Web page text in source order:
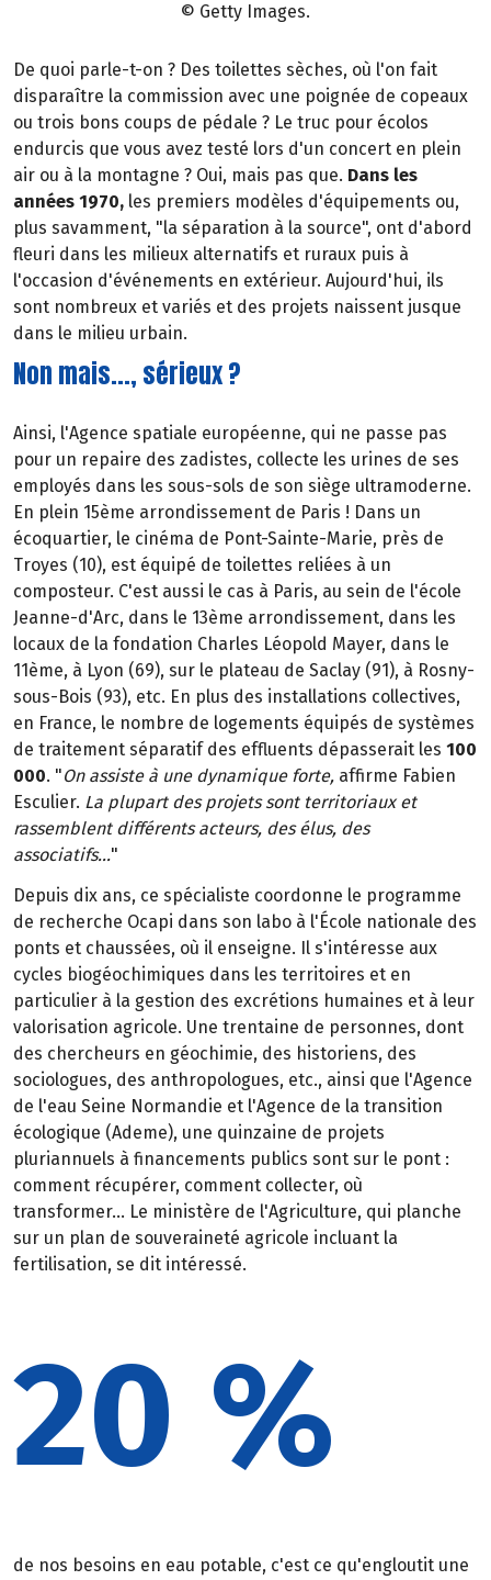
© Getty Images.
De quoi parle-t-on ? Des toilettes sèches, où l'on fait
disparaître la commission avec une poignée de copeaux
ou trois bons coups de pédale ? Le truc pour écolos
endurcis que vous avez testé lors d'un concert en plein
air ou à la montagne ? Oui, mais pas que. Dans les
années 1970, les premiers modèles d'équipements ou,
plus savamment, "la séparation à la source", ont d'abord
fleuri dans les milieux alternatifs et ruraux puis à
l'occasion d'événements en extérieur. Aujourd'hui, ils
sont nombreux et variés et des projets naissent jusque
dans le milieu urbain.
Non mais..., sérieux ?
Ainsi, l'Agence spatiale européenne, qui ne passe pas
pour un repaire des zadistes, collecte les urines de ses
employés dans les sous-sols de son siège ultramoderne.
En plein 15ème arrondissement de Paris ! Dans un
écoquartier, le cinéma de Pont-Sainte-Marie, près de
Troyes (10), est équipé de toilettes reliées à un
composteur. C'est aussi le cas à Paris, au sein de l'école
Jeanne-d'Arc, dans le 13ème arrondissement, dans les
locaux de la fondation Charles Léopold Mayer, dans le
11ème, à Lyon (69), sur le plateau de Saclay (91), à Rosny-
sous-Bois (93), etc. En plus des installations collectives,
en France, le nombre de logements équipés de systèmes
de traitement séparatif des effluents dépasserait les 100
000. "On assiste à une dynamique forte, affirme Fabien
Esculier. La plupart des projets sont territoriaux et
rassemblent différents acteurs, des élus, des
associatifs..."
Depuis dix ans, ce spécialiste coordonne le programme
de recherche Ocapi dans son labo à l'École nationale des
ponts et chaussées, où il enseigne. Il s'intéresse aux
cycles biogéochimiques dans les territoires et en
particulier à la gestion des excrétions humaines et à leur
valorisation agricole. Une trentaine de personnes, dont
des chercheurs en géochimie, des historiens, des
sociologues, des anthropologues, etc., ainsi que l'Agence
de l'eau Seine Normandie et l'Agence de la transition
écologique (Ademe), une quinzaine de projets
pluriannuels à financements publics sont sur le pont :
comment récupérer, comment collecter, où
transformer... Le ministère de l'Agriculture, qui planche
sur un plan de souveraineté agricole incluant la
fertilisation, se dit intéressé.
20 %
de nos besoins en eau potable, c'est ce qu'engloutit une